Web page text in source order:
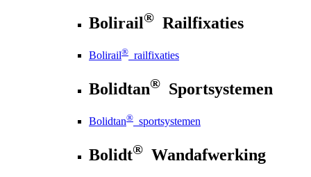
Bolirail® Railfixaties
Bolirail® railfixaties
Bolidtan® Sportsystemen
Bolidtan® sportsystemen
Bolidt® Wandafwerking